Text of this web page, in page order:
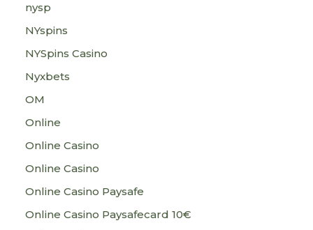
nysp
NYspins
NYSpins Casino
Nyxbets
OM
Online
Online Casino
Online Casino
Online Casino Paysafe
Online Casino Paysafecard 10€